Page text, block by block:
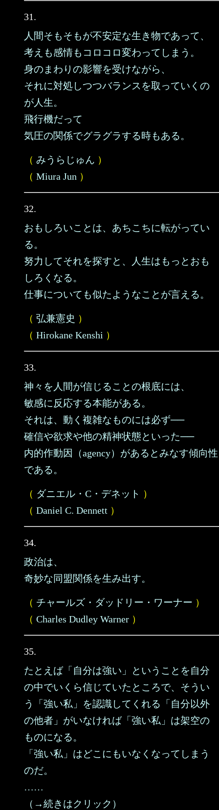
31.
人間そもそもが不安定な生き物であって、
考えも感情もコロコロ変わってしまう。
身のまわりの影響を受けながら、
それに対処しつつバランスを取っていくの
が人生。
飛行機だって
気圧の関係でグラグラする時もある。
（ みうらじゅん ）
（ Miura Jun ）
32.
おもしろいことは、あちこちに転がってい
る。
努力してそれを探すと、人生はもっとおも
しろくなる。
仕事についても似たようなことが言える。
（ 弘兼憲史 ）
（ Hirokane Kenshi ）
33.
神々を人間が信じることの根底には、
敏感に反応する本能がある。
それは、動く複雑なものには必ず──
確信や欲求や他の精神状態といった──
内的作動因（agency）があるとみなす傾向性
である。
（ ダニエル・C・デネット ）
（ Daniel C. Dennett ）
34.
政治は、
奇妙な同盟関係を生み出す。
（ チャールズ・ダッドリー・ワーナー ）
（ Charles Dudley Warner ）
35.
たとえば「自分は強い」ということを自分
の中でいくら信じていたところで、そうい
う「強い私」を認識してくれる「自分以外
の他者」がいなければ「強い私」は架空の
ものになる。
「強い私」はどこにもいなくなってしまう
のだ。
……
（→続きはクリック）